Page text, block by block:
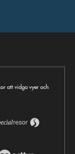
att vidga vyer och